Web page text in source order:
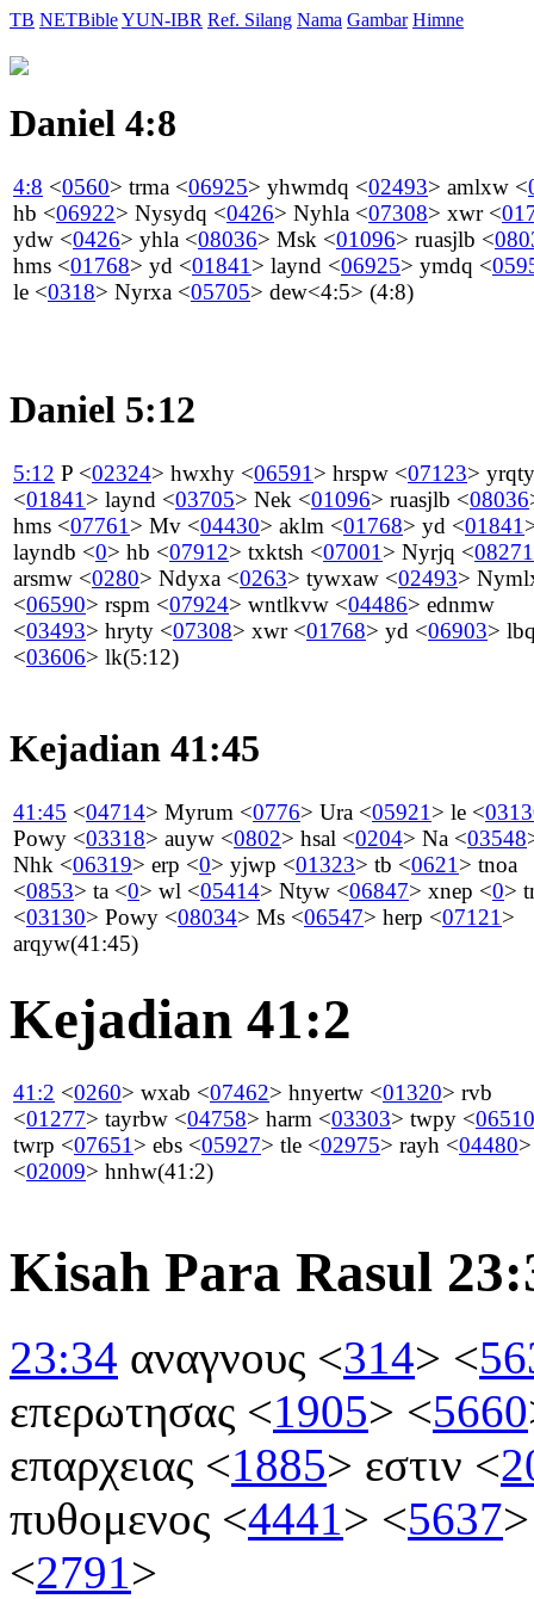
TB NETBibleYUN-IBR Ref. Silang Nama Gambar Himne
Daniel 4:8
4:8 <0560> trma <06925> yhwmdq <02493> amlxw <
hb <06922> Nysydq <0426> Nyhla <07308> xwr <
ydw <0426> yhla <08036> Msk <01096> ruasjlb <
hms <01768> yd <01841> laynd <06925> ymdq <
le <0318> Nyrxa <05705> dew<4:5> (4:8)
Daniel 5:12
5:12 P <02324> hwxhy <06591 > hrspw <07123> yrqty
<01841 > laynd <03705> Nek <01096> ruasjlb <08036
hms <07761 > Mv <04430> aklm <01768> yd <01841
layndb <0> hb <07912> txktsh <07001 > Nyrjq <08271
arsmw <0280> Ndyxa <0263> tywxaw <02493>
<06590> rspm <07924> wntlkvw <04486> ednmw
<03493> hryty <07308> xwr <01768> yd <06903>
<03606> lk(5:12)
Kejadian 41:45
41:45 <04714> Myrum <0776> Ura <05921 > le <
Powy <03318> auyw <0802> hsal <0204> Na <03548
Nhk <06319> erp <0> yjwp <01323> tb <0621 > tnoa
<0853> ta <0> wl <05414> Ntyw <06847> xnep <0>
<03130> Powy <08034> Ms <06547> herp <07121 >
arqyw(41:45)
Kejadian 41:2
41:2 <0260> wxab <07462> hnyertw <01320> rvb
<01277> tayrbw <04758> harm <03303> twpy <06510
twrp <07651 > ebs <05927> tle <02975> rayh <04480>
<02009> hnhw(41:2)
Kisah Para Rasul
23:34 αναγνους <314> <
επερωτησας <1905> <5660
επαρχειας <1885> εστιν <
πυθομενος <4441> <5637>
<2791>